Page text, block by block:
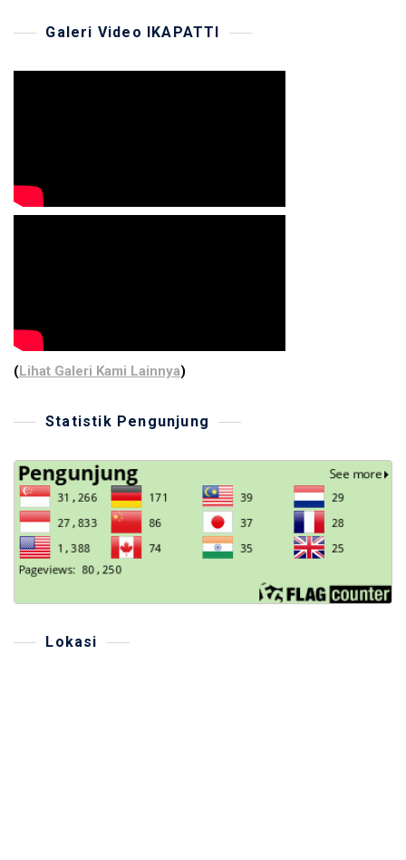
Galeri Video IKAPATTI
(Lihat Galeri Kami Lainnya)
Statistik Pengunjung
Lokasi